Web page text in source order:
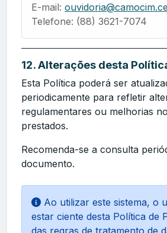
E-mail:
Telefone: (88) 3621-7074
12. Alterações desta
Esta Política poderá ser
periodicamente para refletir
regulamentares ou melhorias
prestados.
Recomenda-se a consulta
documento.
Ao utilizar este sistema, o
estar ciente desta Política de
das regras de tratamento de